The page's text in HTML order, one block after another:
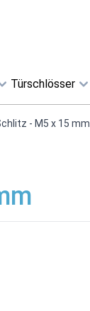
Türschlösser
- M5 x 15 mm